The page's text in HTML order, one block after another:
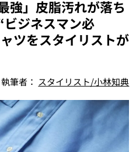
強」皮脂汚れが落ち
ジネスマン必
ツをスタイリストが
執筆者： スタイリスト/小林知典